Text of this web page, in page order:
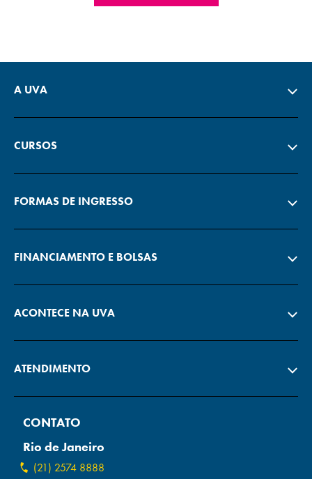
A UVA
CURSOS
FORMAS DE INGRESSO
FINANCIAMENTO E BOLSAS
ACONTECE NA UVA
ATENDIMENTO
CONTATO
Rio de Janeiro
(21) 2574 8888